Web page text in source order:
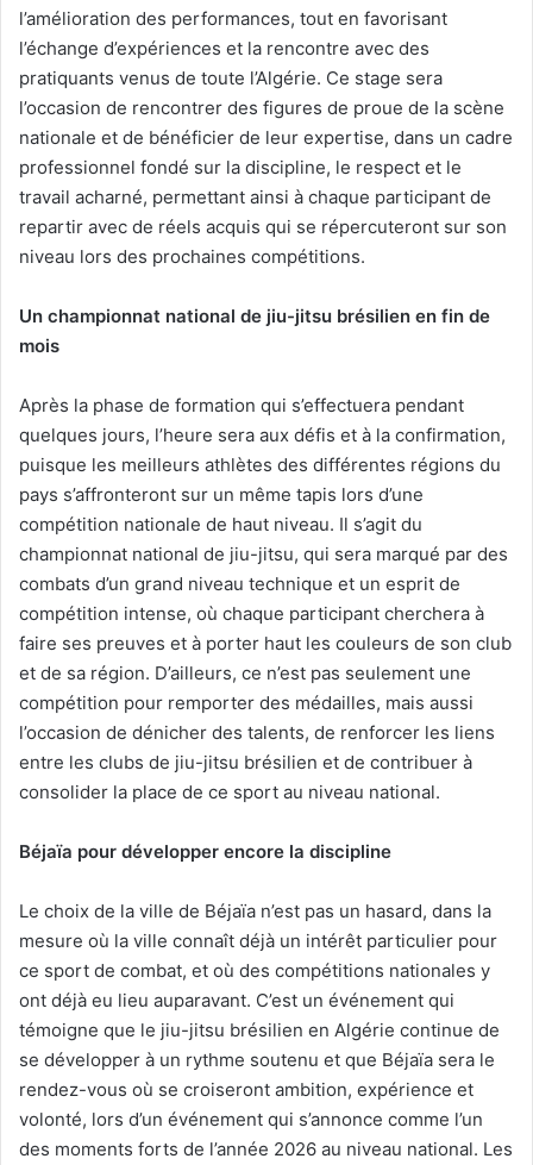
l’amélioration des performances, tout en favorisant
l’échange d’expériences et la rencontre avec des
pratiquants venus de toute l’Algérie. Ce stage sera
l’occasion de rencontrer des figures de proue de la scène
nationale et de bénéficier de leur expertise, dans un cadre
professionnel fondé sur la discipline, le respect et le
travail acharné, permettant ainsi à chaque participant de
repartir avec de réels acquis qui se répercuteront sur son
niveau lors des prochaines compétitions.
Un championnat national de jiu-jitsu brésilien en fin de
mois
Après la phase de formation qui s’effectuera pendant
quelques jours, l’heure sera aux défis et à la confirmation,
puisque les meilleurs athlètes des différentes régions du
pays s’affronteront sur un même tapis lors d’une
compétition nationale de haut niveau. Il s’agit du
championnat national de jiu-jitsu, qui sera marqué par des
combats d’un grand niveau technique et un esprit de
compétition intense, où chaque participant cherchera à
faire ses preuves et à porter haut les couleurs de son club
et de sa région. D’ailleurs, ce n’est pas seulement une
compétition pour remporter des médailles, mais aussi
l’occasion de dénicher des talents, de renforcer les liens
entre les clubs de jiu-jitsu brésilien et de contribuer à
consolider la place de ce sport au niveau national.
Béjaïa pour développer encore la discipline
Le choix de la ville de Béjaïa n’est pas un hasard, dans la
mesure où la ville connaît déjà un intérêt particulier pour
ce sport de combat, et où des compétitions nationales y
ont déjà eu lieu auparavant. C’est un événement qui
témoigne que le jiu-jitsu brésilien en Algérie continue de
se développer à un rythme soutenu et que Béjaïa sera le
rendez-vous où se croiseront ambition, expérience et
volonté, lors d’un événement qui s’annonce comme l’un
des moments forts de l’année 2026 au niveau national. Les